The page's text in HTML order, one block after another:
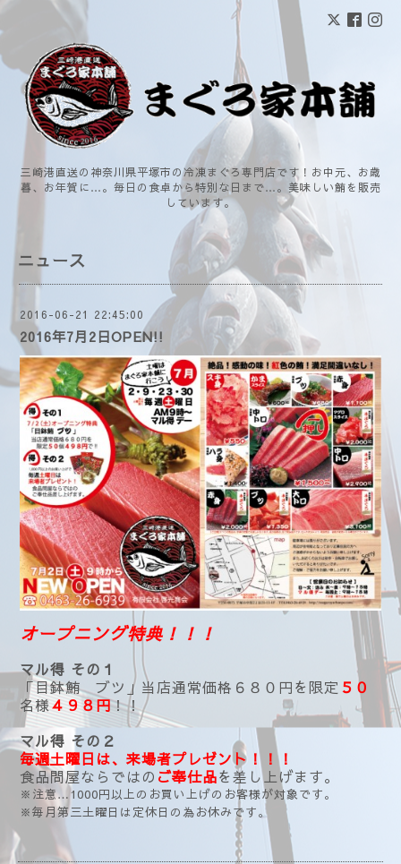
三崎港直送の神奈川県平塚市の冷凍まぐろ専門店です！お中元、お歳
暮、お年賀に…。毎日の食卓から特別な日まで…。美味しい鮪を販売
しています。
ニュース
2016-06-21 22:45:00
2016年7月2日OPEN!!
オープニング特典！！！
マル得 その１
「目鉢鮪 ブツ」当店通常価格６８０円を限定 ５０
名様４９８円！！
マル得 その２
毎週土曜日は、来場者プレゼント！！！
食品問屋ならではの ご奉仕品を差し上げます。
※注意…1000円以上のお買い上げのお客様が対象です。
※毎月第三土曜日は定休日の為お休みです。